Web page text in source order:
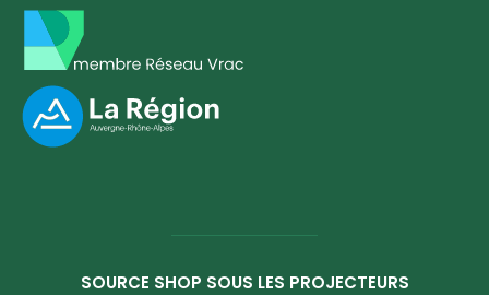
SOURCE SHOP SOUS LES PROJECTEURS